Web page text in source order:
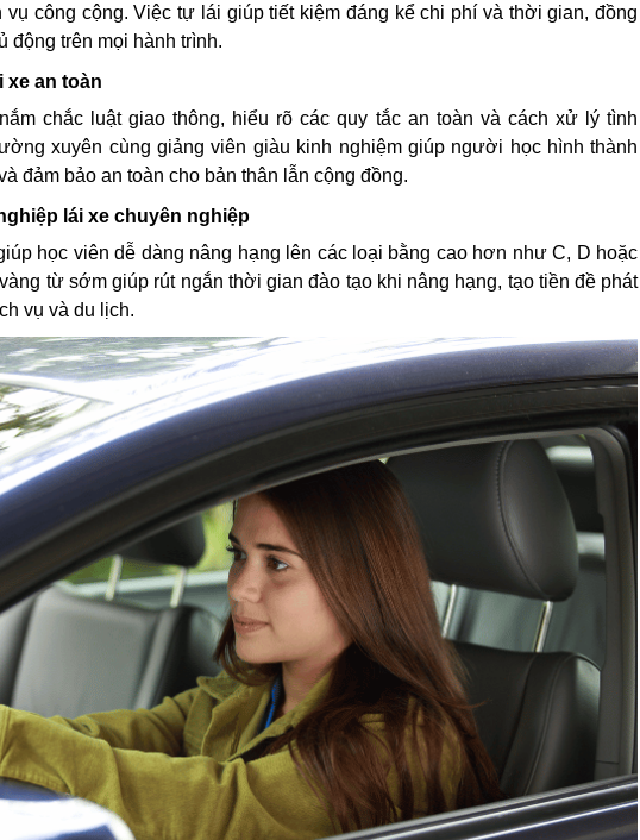
vụ công cộng. Việc tự lái giúp tiết kiệm đáng kể chi phí và thời gian, đồng
động trên mọi hành trình.
xe an toàn
chắc luật giao thông, hiểu rõ các quy tắc an toàn và cách xử lý tình
xuyên cùng giảng viên giàu kinh nghiệm giúp người học hình thành
đảm bảo an toàn cho bản thân lẫn cộng đồng.
lái xe chuyên nghiệp
học viên dễ dàng nâng hạng lên các loại bằng cao hơn như C, D hoặc
từ sớm giúp rút ngắn thời gian đào tạo khi nâng hạng, tạo tiền đề phát
vụ và du lịch.